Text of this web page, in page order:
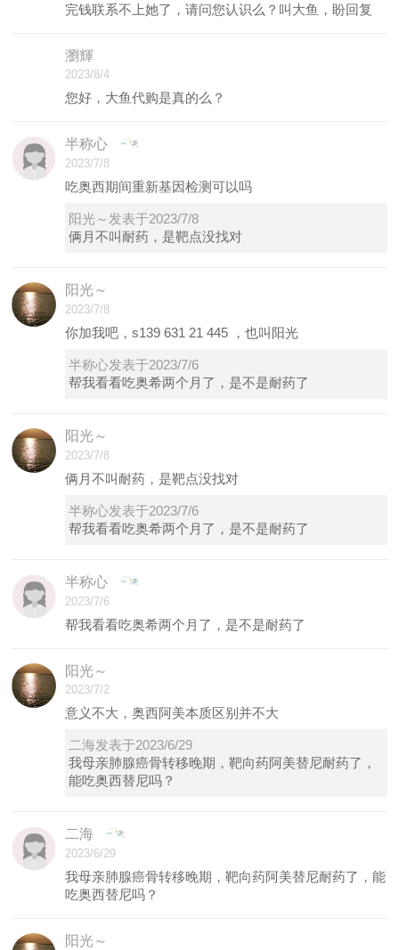
完钱联系不上她了，请问您认识么？叫大鱼，盼回复
瀏輝
2023/8/4
您好，大鱼代购是真的么？
半称心
2023/7/8
吃奥西期间重新基因检测可以吗
阳光～发表于2023/7/8
俩月不叫耐药，是靶点没找对
阳光～
2023/7/8
你加我吧，s139 631 21 445 ，也叫阳光
半称心发表于2023/7/6
帮我看看吃奥希两个月了，是不是耐药了
阳光～
2023/7/8
俩月不叫耐药，是靶点没找对
半称心发表于2023/7/6
帮我看看吃奥希两个月了，是不是耐药了
半称心
2023/7/6
帮我看看吃奥希两个月了，是不是耐药了
阳光～
2023/7/2
意义不大，奥西阿美本质区别并不大
二海发表于2023/6/29
我母亲肺腺癌骨转移晚期，靶向药阿美替尼耐药了，
能吃奥西替尼吗？
二海
2023/6/29
我母亲肺腺癌骨转移晚期，靶向药阿美替尼耐药了，能
吃奥西替尼吗？
阳光～